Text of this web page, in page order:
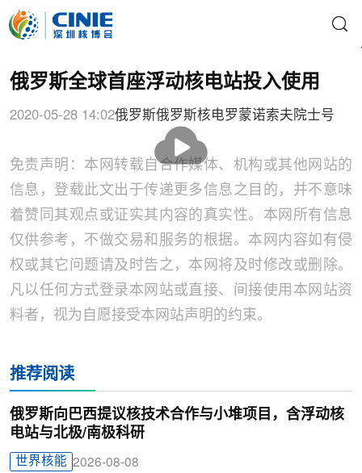
俄罗斯全球首座浮动核电站投入使用
2020-05-28 14:02俄罗斯俄罗斯核电罗蒙诺索夫院士号
放
免责声明：本网转载自合作媒体、机构或其他网站的
信息，登载此文出于传递更多信息之目的，并不意味
着赞同其观点或证实其内容的真实性。本网所有信息
仅供参考，不做交易和服务的根据。本网内容如有侵
权或其它问题请及时告之，本网将及时修改或删除。
凡以任何方式登录本网站或直接、间接使用本网站资
料者，视为自愿接受本网站声明的约束。
推荐阅读
俄罗斯向巴西提议核技术合作与小堆项目，含浮动核
电站与北极/南极科研
世界核能 2026-08-08